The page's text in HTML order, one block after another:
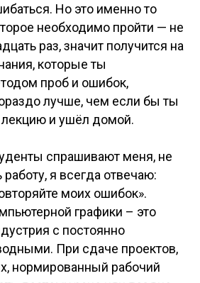
Но это именно то
необходимо пройти — не
раз, значит получится на
которые ты
проб и ошибок,
лучше, чем если бы ты
и ушёл домой.
спрашивают меня, не
я всегда отвечаю:
моих ошибок».
графики – это
с постоянно
При сдаче проектов,
нормированный рабочий